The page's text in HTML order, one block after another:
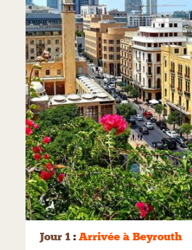
Jour 1 : Arrivée à Beyrouth